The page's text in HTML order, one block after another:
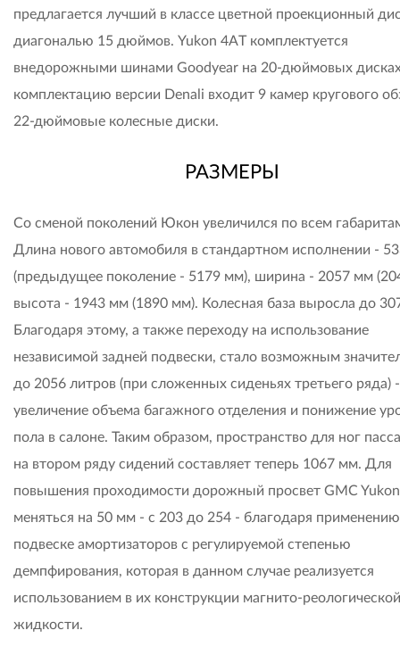
предлагается лучший в классе цветной проекционный
диагональю 15 дюймов. Yukon 4AT комплектуется
внедорожными шинами Goodyear на 20-дюймовых
комплектацию версии Denali входит 9 камер кругового
22-дюймовые колесные диски.
РАЗМЕРЫ
Со сменой поколений Юкон увеличился по всем
Длина нового автомобиля в стандартном исполнении -
(предыдущее поколение - 5179 мм), ширина - 2057 мм
высота - 1943 мм (1890 мм). Колесная база выросла до
Благодаря этому, а также переходу на использование
независимой задней подвески, стало возможным
до 2056 литров (при сложенных сиденьях третьего ряда) -
увеличение объема багажного отделения и понижение
пола в салоне. Таким образом, пространство для ног
на втором ряду сидений составляет теперь 1067 мм. Для
повышения проходимости дорожный просвет GMC
меняться на 50 мм - с 203 до 254 - благодаря
подвеске амортизаторов с регулируемой степенью
демпфирования, которая в данном случае реализуется
использованием в их конструкции магнито-реологической
жидкости.